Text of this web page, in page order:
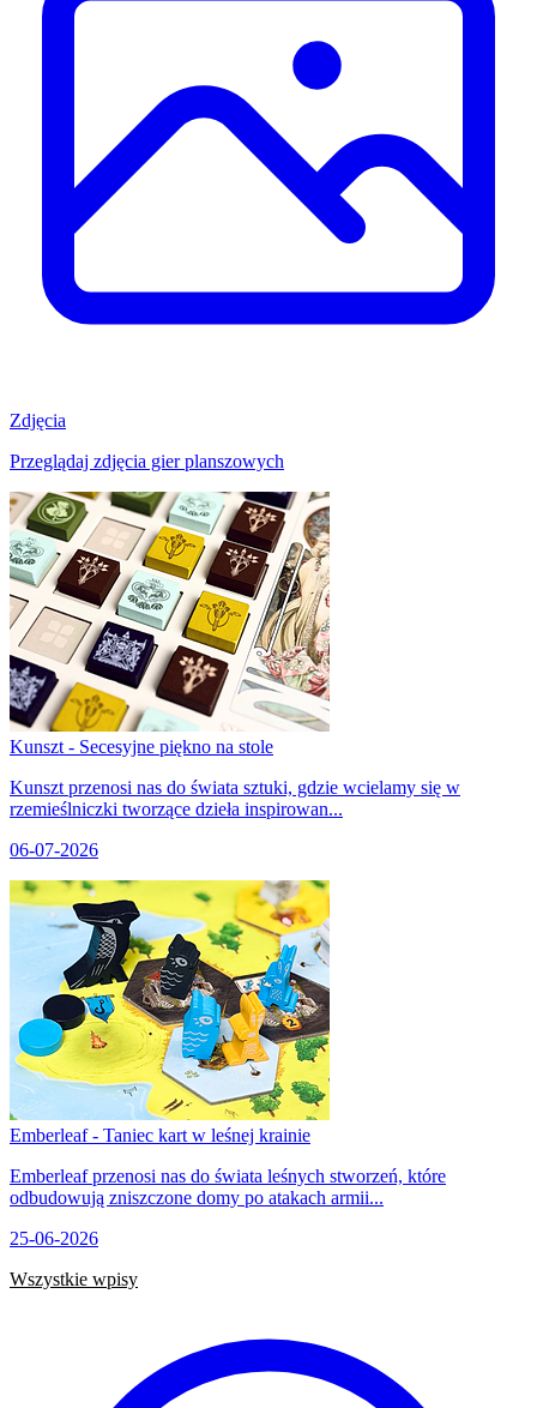
Zdjęcia
Przeglądaj zdjęcia gier planszowych
Kunszt - Secesyjne piękno na stole
Kunszt przenosi nas do świata sztuki, gdzie wcielamy się w
rzemieślniczki tworzące dzieła inspirowan...
06-07-2026
Emberleaf - Taniec kart w leśnej krainie
Emberleaf przenosi nas do świata leśnych stworzeń, które
odbudowują zniszczone domy po atakach armii...
25-06-2026
Wszystkie wpisy